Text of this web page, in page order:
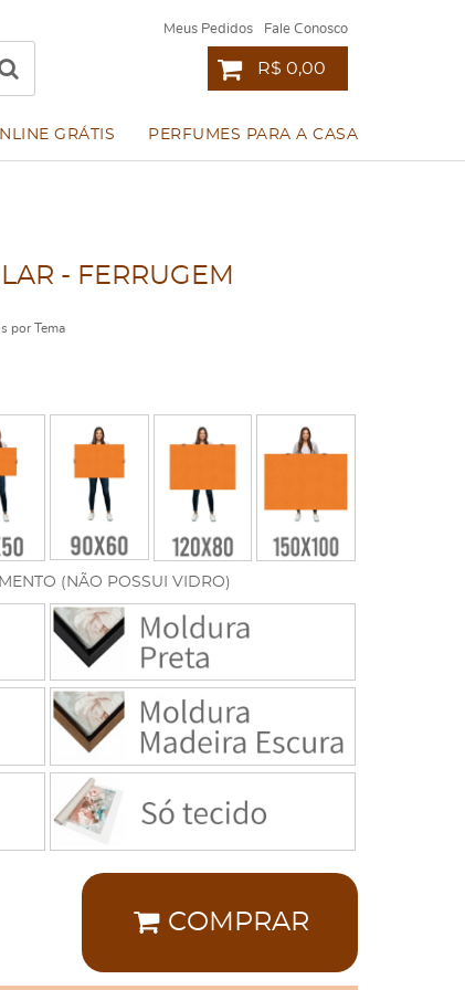
Meus Pedidos Fale Conosco
R$ 0,00
GRÁTIS PERFUMES PARA A CASA
- FERRUGEM
por Tema
(NÃO POSSUI VIDRO)
COMPRAR